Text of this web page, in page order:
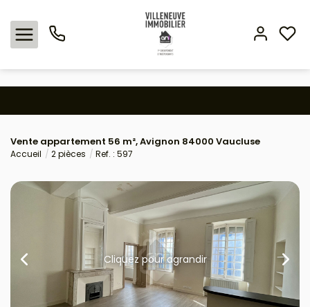
Nos offres
Expertise immobilière
L'agence
Estimation
Avis clients
Vente appartement 56 m², Avignon 84000 Vaucluse
Accueil 2 pièces Ref. : 597
Cliquez pour agrandir